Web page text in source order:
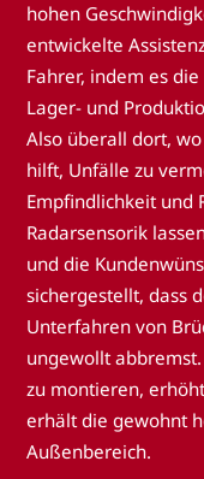
hohen
entwickelte
Fahrer, indem es
Lager- und
Also überall dort,
hilft, Unfälle zu
Empfindlichkeit und
Radarsensorik
und die
sichergestellt, dass
Unterfahren von
ungewollt
zu montieren,
erhält die gewohnt
Außenbereich.